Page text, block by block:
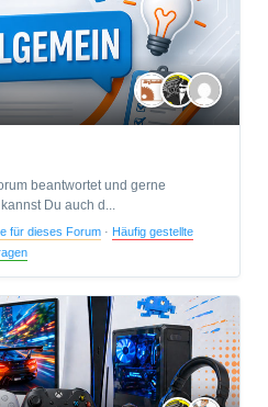
beantwortet und gerne
Du auch d...
für dieses Forum · Häufig gestellte